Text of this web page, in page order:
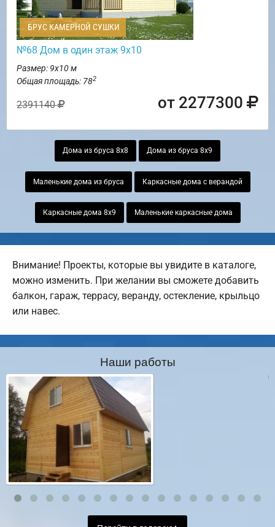
БРУС КАМЕРНОЙ СУШКИ
№68 Дом в один этаж 9х10
Размер: 9х10 м
Общая площадь: 782
2391140 от 2277300
Дома из бруса 8х8 Дома из бруса 8х9
Маленькие дома из бруса Каркасные дома с верандой
Каркасные дома 8х9 Маленькие каркасные дома
Внимание! Проекты, которые вы увидите в каталоге,
можно изменить. При желании вы сможете добавить
балкон, гараж, террасу, веранду, остекление, крыльцо
или навес.
Наши работы